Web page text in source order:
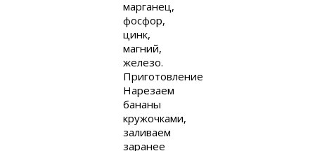
марганец,
фосфор,
цинк,
магний,
железо.
Приготовление
Нарезаем
бананы
кружочками,
заливаем
заранее